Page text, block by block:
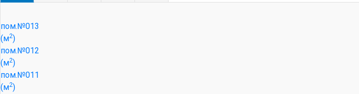
пом.№013
(м2)
пом.№012
(м2)
пом.№011
(м2)